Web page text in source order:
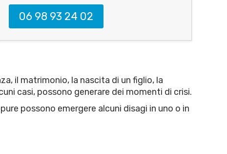
06 98 93 24 02
il matrimonio, la nascita di un figlio, la
casi, possono generare dei momenti di crisi.
possono emergere alcuni disagi in uno o in